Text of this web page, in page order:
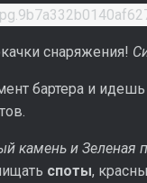
снаряжения!
бартера и
камень и Зеленая
споты,